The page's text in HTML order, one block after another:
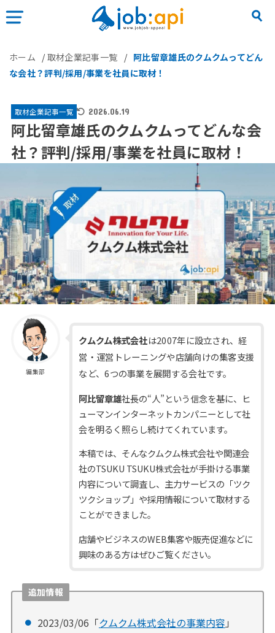
ホーム /取材企業記事一覧 / 阿比留章雄氏のクムクムってどん
な会社？評判/採用/事業を社員に取材！
取材企業記事一覧 2026.06.19
阿比留章雄氏のクムクムってどんな会
社？評判/採用/事業を社員に取材！
編集部
クムクム株式会社は2007年に設立され、経
営・運営トレーニングや店舗向けの集客支援
など、6つの事業を展開する会社です。
阿比留章雄社長の“人”という信念を基に、ヒ
ューマンインターネットカンパニーとして社
会を明るく照らし続けてくれています。
本稿では、そんなクムクム株式会社や関連会
社のTSUKU TSUKU株式会社が手掛ける事業
内容について調査し、主力サービスの「ツク
ツクショップ」や採用情報について取材する
ことができました。
店舗やビジネスのWEB集客や販売促進などに
興味のある方はぜひご覧ください。
追加情報
2023/03/06「クムクム株式会社の事業内容 」